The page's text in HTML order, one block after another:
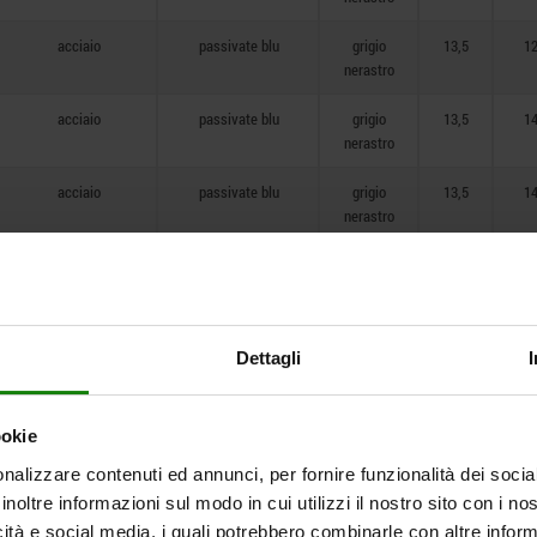
Dettagli
contenuti ed annunci, per fornire funzionalità dei
informazioni sul modo in cui utilizzi il nostro sito con i
e social media, i quali potrebbero combinarle con altre
acciaio passivate blu
grigio
nerastro
13,5 12
acciaio passivate blu
grigio
nerastro
13,5 14
acciaio passivate blu
grigio
nerastro
13,5 14
acciaio passivate blu
grigio
nerastro
19